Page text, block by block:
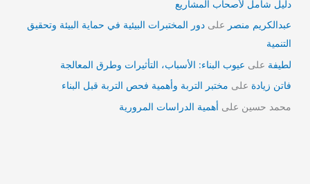
دليل شامل لأصحاب المشاريع
عبدالكريم منصر علىدور المختبرات البيئية في حماية البيئة وتحقيق
التنمية
لطيفة على عيوب البناء: الأسباب، التأثيرات وطرق المعالجة
فاتن زيادة على مختبر التربة وأهمية فحص التربة قبل البناء
محمد حسين على أهمية الدراسات المرورية